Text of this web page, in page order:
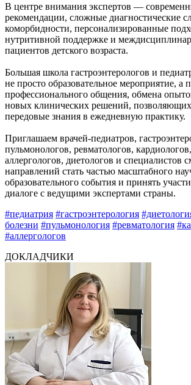
В центре внимания экспертов —
рекомендации, сложные диагностические
коморбидности, персонализированные
нутритивной поддержке и
пациентов детского возраста.
Большая школа гастроэнтерологов и
не просто образовательное мероприятие, а
профессионального общения, обмена
новых клинических решений, позволяющих
передовые знания в ежедневную практику.
Приглашаем врачей-педиатров,
пульмонологов, ревматологов,
аллергологов, диетологов и специалистов
направлений стать частью масштабного
образовательного события и принять
диалоге с ведущими экспертами страны.
#педиатрия #гастроэнтерология
болезни #пульмонология #ревматология
#аллергологов
ДОКЛАДЧИКИ